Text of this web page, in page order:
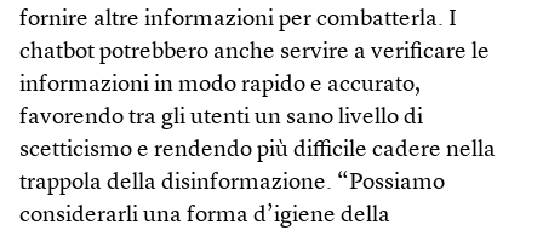
fornire altre informazioni per combatterla. I
chatbot potrebbero anche servire a verificare le
informazioni in modo rapido e accurato,
favorendo tra gli utenti un sano livello di
scetticismo e rendendo più difficile cadere nella
trappola della disinformazione. “Possiamo
considerarli una forma d’igiene della